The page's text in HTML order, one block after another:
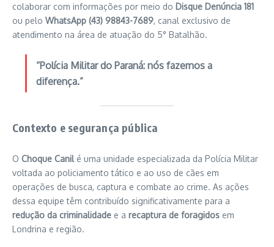
colaborar com informações por meio do Disque Denúncia 181
ou pelo WhatsApp (43) 98843-7689, canal exclusivo de
atendimento na área de atuação do 5° Batalhão.
“Polícia Militar do Paraná: nós fazemos a
diferença.”
Contexto e segurança pública
O Choque Canilé uma unidade especializada da Polícia Militar
voltada ao policiamento tático e ao uso de cães em
operações de busca, captura e combate ao crime. As ações
dessa equipe têm contribuído significativamente para a
redução da criminalidade e a recaptura de foragidos em
Londrina e região.